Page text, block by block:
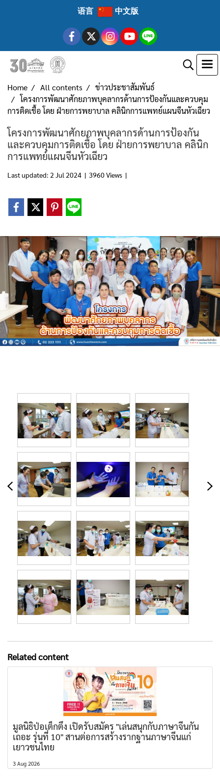
语言 中文版
Home All contents
ข่าวประชาสัมพันธ์
โครงการพัฒนาศักยภาพบุคลากรด้านการป้องกันและควบคุม
การติดเชื้อ โดย ฝ่ายการพยาบาล คลินิกการแพทย์แผนจีนหัวเฉียว
โครงการพัฒนาศักยภาพบุคลากรด้านการป้องกัน
และควบคุมการติดเชื้อ โดย ฝ่ายการพยาบาล คลินิก
การแพทย์แผนจีนหัวเฉียว
Last updated: 2 Jul 2024 | 3960 Views |
Related content
มูลนิธิป่อเต็กตึ๊ง เปิดรับสมัคร "เล่นสนุกกับภาษาจีนกัน
เถอะ รุ่นที่ 10" สานต่อการสร้างรากฐานภาษาจีนแก่
เยาวชนไทย
3 Aug 2026